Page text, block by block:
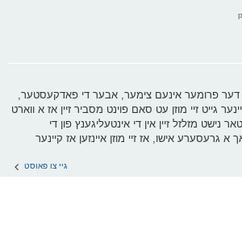
דער פרומער אינעם צימער, אבער די פאדקעסטער,
גייט זיי מוזן עט סאם פוינט מסביר זיין אז א ווארט
נישט מזלזל זיין אין די אינטעליגענץ פון די
גרעסערע אישו, אז זיי מוזן איינזען אז קיינער
גיי צו פאוסט